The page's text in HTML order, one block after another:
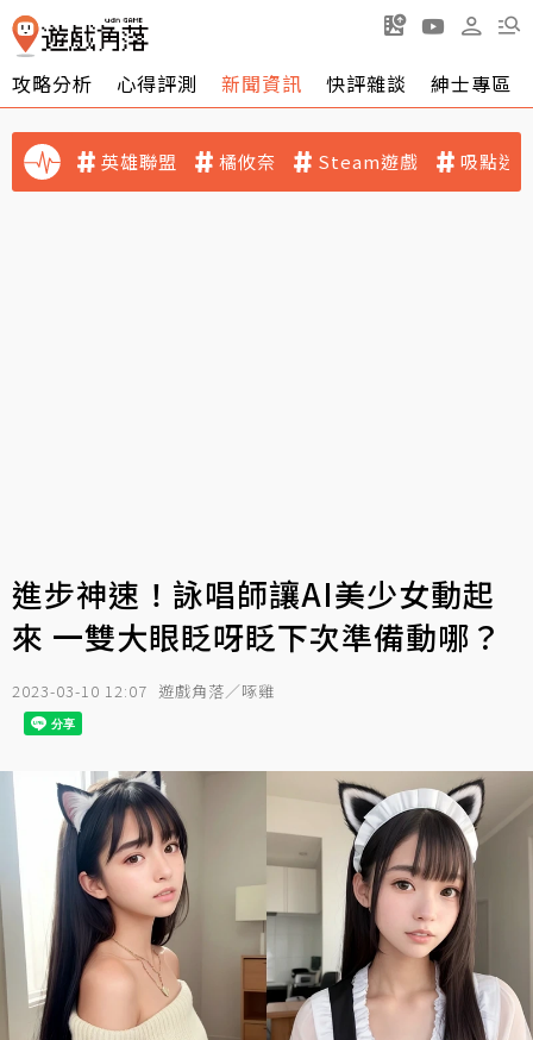
攻略分析 心得評測 新聞資訊 快評雜談 紳士專區
英雄聯盟 橘攸奈 Steam遊戲 吸點迷
進步神速！詠唱師讓AI美少女動起
來 一雙大眼眨呀眨下次準備動哪？
2023-03-10 12:07 遊戲角落／啄雞